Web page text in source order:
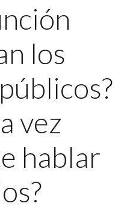
los
vez
hablar